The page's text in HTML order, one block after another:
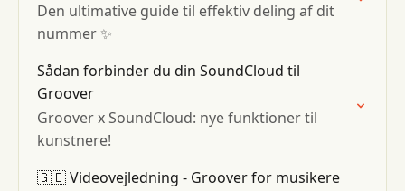
Den ultimative guide til effektiv deling af dit
nummer ✨
Sådan forbinder du din SoundCloud til
Groover
Groover x SoundCloud: nye funktioner til
kunstnere!
🇬🇧 Videovejledning - Groover for musikere